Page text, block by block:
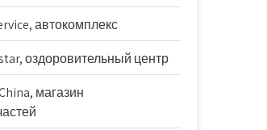
автокомплекс
оздоровительный центр
магазин